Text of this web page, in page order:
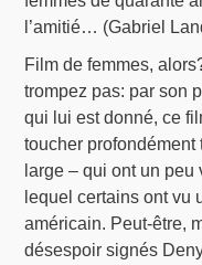
l’amitié… (Gabriel
Film de femmes,
trompez pas: par son
qui lui est donné, ce
toucher
large – qui ont un
lequel certains ont vu
américain. Peut-être,
désespoir signés